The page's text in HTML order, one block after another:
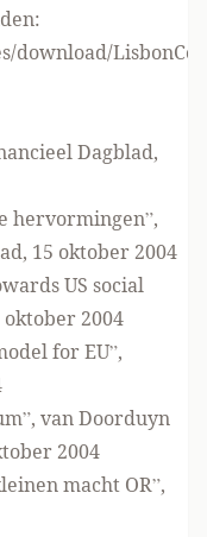
Dagblad,
hervormingen”,
15 oktober 2004
US social
oktober 2004
for EU”,
van Doorduyn
2004
macht OR”,